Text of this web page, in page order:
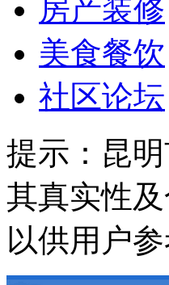
房产装修
美食餐饮
社区论坛
提示： 昆
其真实性
以供用户